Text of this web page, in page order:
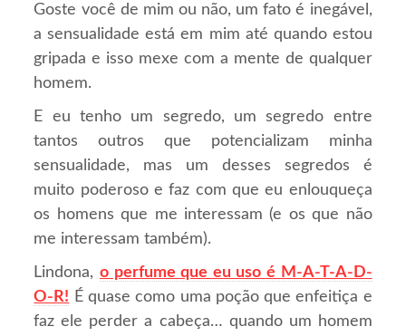
Goste você de mim ou não, um fato é inegável,
a sensualidade está em mim até quando estou
gripada e isso mexe com a mente de qualquer
homem.
E eu tenho um segredo, um segredo entre
tantos outros que potencializam minha
sensualidade, mas um desses segredos é
muito poderoso e faz com que eu enlouqueça
os homens que me interessam (e os que não
me interessam também).
Lindona,o perfume que eu uso é M-A-T-A-D-
O-R! É quase como uma poção que enfeitiça e
faz ele perder a cabeça… quando um homem